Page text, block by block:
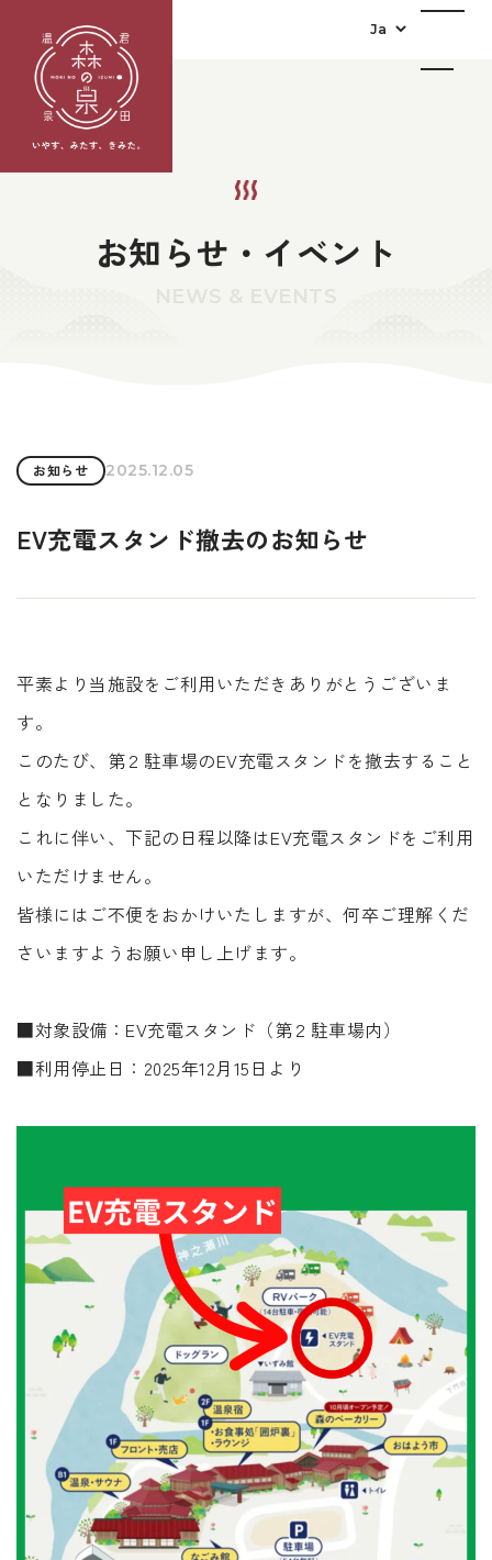
お知らせ・イベント
お知らせ 2025.12.05
EV充電スタンド撤去のお知らせ
平素より当施設をご利用いただきありがとうございま
す。
このたび、第２駐車場のEV充電スタンドを撤去すること
となりました。
これに伴い、下記の日程以降はEV充電スタンドをご利用
いただけません。
皆様にはご不便をおかけいたしますが、何卒ご理解くだ
さいますようお願い申し上げます。
■対象設備：EV充電スタンド（第２駐車場内）
■利用停止日：2025年12月15日より